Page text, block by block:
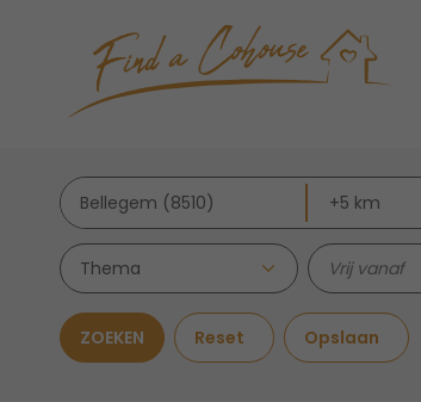
Thema
ZOEKEN Reset Opslaan